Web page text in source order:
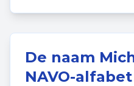
De naam
NAVO-alfabet